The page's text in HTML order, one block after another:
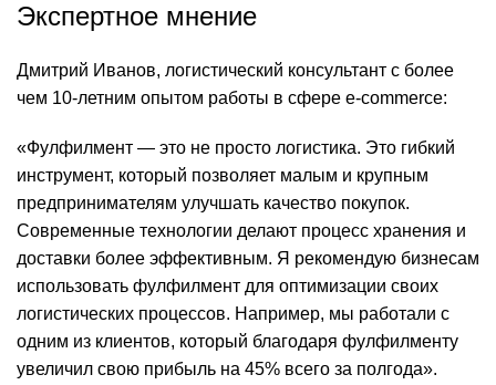
Экспертное мнение
Дмитрий Иванов, логистический консультант с более
чем 10-летним опытом работы в сфере e-commerce:
«Фулфилмент — это не просто логистика. Это гибкий
инструмент, который позволяет малым и крупным
предпринимателям улучшать качество покупок.
Современные технологии делают процесс хранения и
доставки более эффективным. Я рекомендую бизнесам
использовать фулфилмент для оптимизации своих
логистических процессов. Например, мы работали с
одним из клиентов, который благодаря фулфилменту
увеличил свою прибыль на 45% всего за полгода».